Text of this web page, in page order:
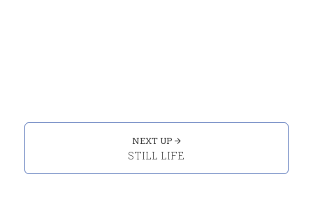
NEXT UP
STILL LIFE